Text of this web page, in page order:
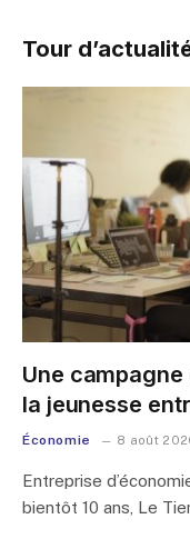
Tour
Une
la jeunesse
Économie 8 août
Entreprise
bientôt 10 ans, Le